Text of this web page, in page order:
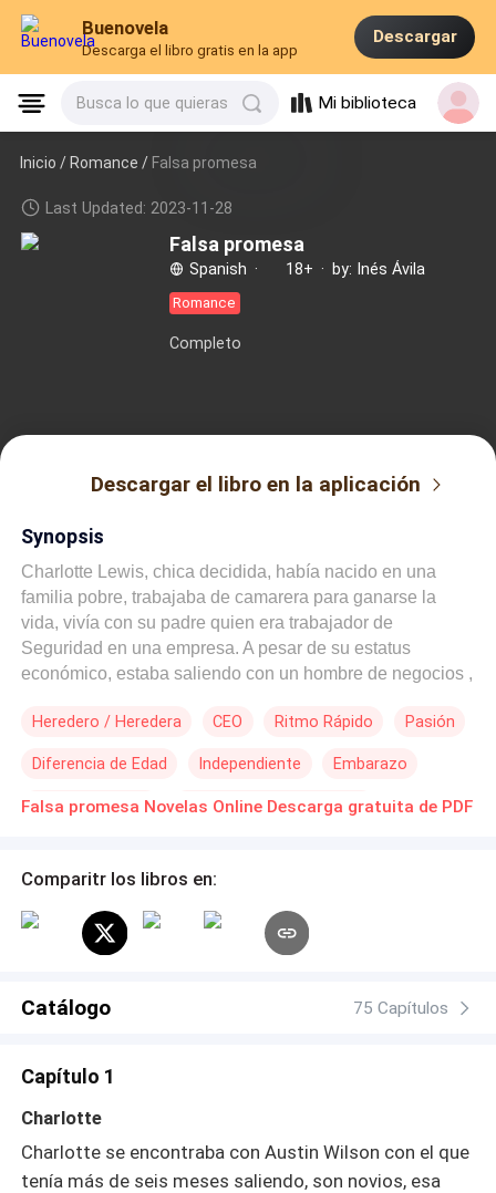
Buenovela
Descarga el libro gratis en la app
Descargar
Busca lo que quieras Mi biblioteca
Inicio /Romance / Falsa promesa
Last Updated: 2023-11-28
Falsa promesa
Spanish · 18+ · by: Inés Ávila
Romance
Completo
Descargar el libro en la aplicación
Synopsis
Charlotte Lewis, chica decidida, había nacido en una
familia pobre, trabajaba de camarera para ganarse la
vida, vivía con su padre quien era trabajador de
Seguridad en una empresa. A pesar de su estatus
económico, estaba saliendo con un hombre de negocios ,
deja y decide casarse con una mujer de la misma clase
Nathaniel Hasting era un archimillonario hombre de
negocios,pero por una trampa de su madrastra logra que
matrimonio pronto o la astuta mujer de su padre pondría
presidente general de todo lo que sus ancestros
construyeron con tanto esfuerzo. Era imperativo encontrar
a conservar su herencia, sabía de muy buena fuente que
quería arruinar su vida y estaría perdido si no encontraba
casarse con él para ayudarlo.
Heredero / Heredera CEO Ritmo Rápido Pasión
Diferencia de Edad Independiente Embarazo
Poder Femenino Matrimonio por Contrato
Falsa promesa Novelas Online Descarga gratuita de PDF
Comparitr los libros en:
Catálogo 75 Capítulos
Capítulo 1
Charlotte
Charlotte se encontraba con Austin Wilson con el que
tenía más de seis meses saliendo, son novios, esa